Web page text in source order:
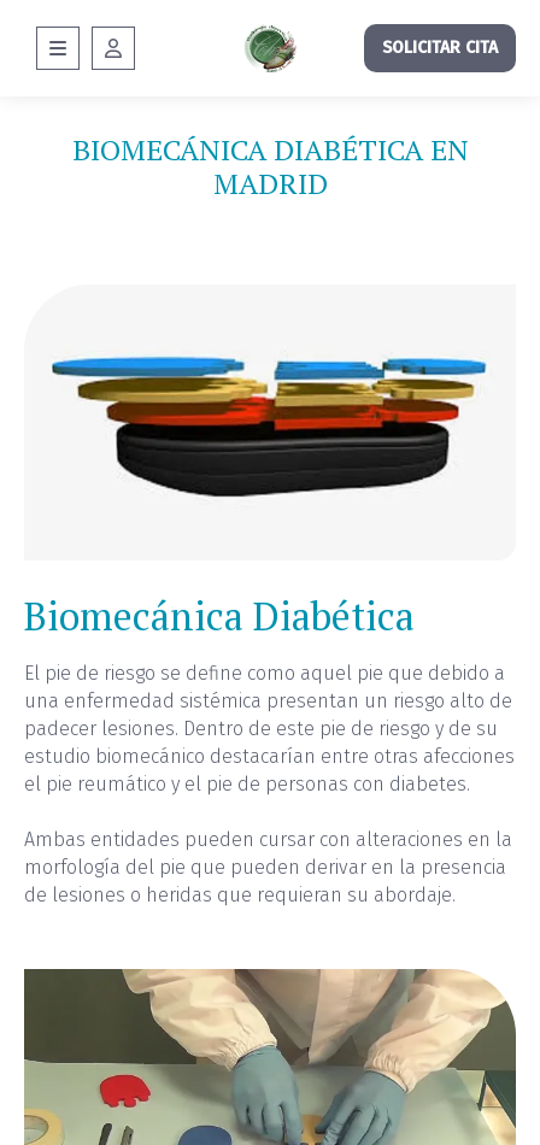
SOLICITAR CITA
BIOMECÁNICA DIABÉTICA EN
MADRID
Biomecánica Diabética
El pie de riesgo se define como aquel pie que debido a
una enfermedad sistémica presentan un riesgo alto de
padecer lesiones. Dentro de este pie de riesgo y de su
estudio biomecánico destacarían entre otras afecciones
el pie reumático y el pie de personas con diabetes.
Ambas entidades pueden cursar con alteraciones en la
morfología del pie que pueden derivar en la presencia
de lesiones o heridas que requieran su abordaje.